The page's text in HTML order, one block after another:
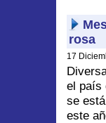
rosa
17
el país
se
este